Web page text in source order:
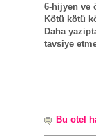
6-hijyen ve
Kötü kötü
Daha
tavsiye
Bu otel